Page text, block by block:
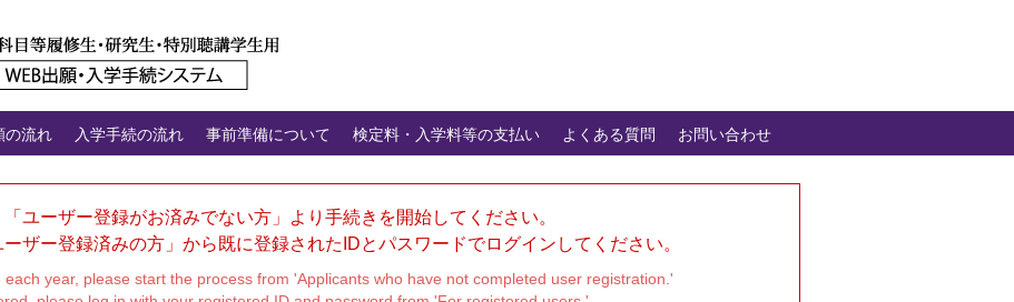
の流れ 入学手続の流れ 事前準備について 検定料・入学料等の支払い よくある質問 お問い合わせ
ユーザー登録がお済みでない方」より手続きを開始してください。
ザー登録済みの方」から既に登録されたIDとパスワードでログインしてください。
year, please start the process from 'Applicants who have not completed user registration.'